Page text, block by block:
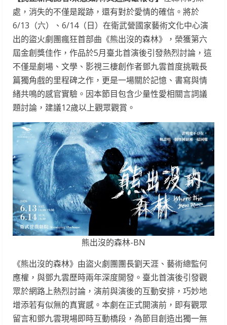
處，消失的不僅是蹤跡，還有對於愛情的確信。將於
6/13（六）、6/14（日）在衛武營國家藝術文化中心演
出的盜火劇團瘋狂首部曲《熊出沒的森林》，榮獲第六
屆金創獎佳作，作品於5月臺北首演後引發熱烈討論，這
不僅是劇場、文學、影視三棲創作者鄧九雲首度挑戰長
篇獨角戲的里程碑之作，更是一場關於記憶、書寫與情
緒共鳴的感官實驗。因本節目包含少量性愛相關言詞議
題討論，建議12歲以上觀眾觀賞。
熊出沒的森林-BN
《熊出沒的森林》由盜火劇團團長劉天涯、藝術總監何
應權，與鄧九雲歷時兩年深度開發。臺北首演後引發觀
眾於網路上熱烈討論，演前與演後的互動安排，巧妙地
增添若有似無的真實感。本劇在正式開演前，即有觀眾
留言和鄧九雲現場即時互動橋段，為節目創造出獨一無